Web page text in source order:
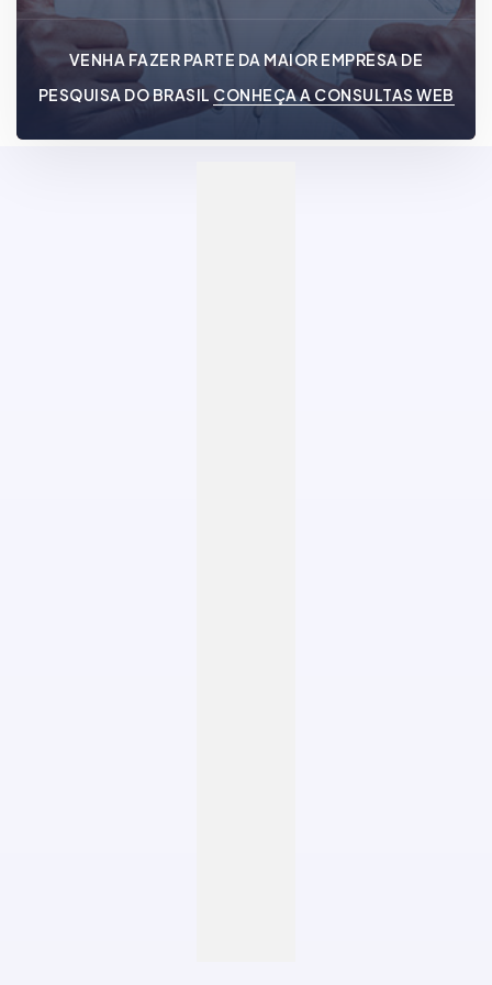
VENHA FAZER PARTE DA MAIOR EMPRESA DE
PESQUISA DO BRASIL CONHEÇA A CONSULTAS WEB